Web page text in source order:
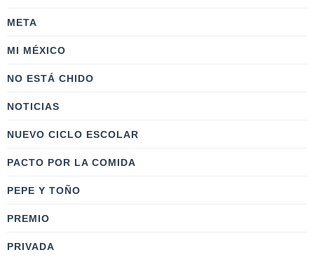
META
MI MÉXICO
NO ESTÁ CHIDO
NOTICIAS
NUEVO CICLO ESCOLAR
PACTO POR LA COMIDA
PEPE Y TOÑO
PREMIO
PRIVADA